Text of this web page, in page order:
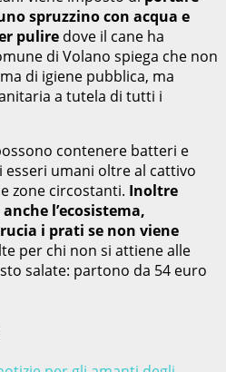
spruzzino con acqua e
pulire dove il cane ha
di Volano spiega che non
di igiene pubblica, ma
a tutela di tutti i
contenere batteri e
umani oltre al cattivo
zone circostanti. Inoltre
l’ecosistema,
i prati se non viene
per chi non si attiene alle
salate: partono da 54 euro